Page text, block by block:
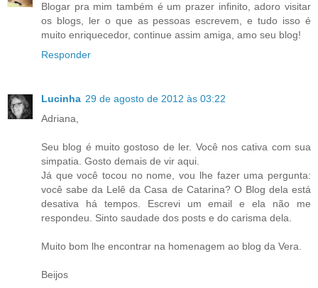
Blogar pra mim também é um prazer infinito, adoro visitar
os blogs, ler o que as pessoas escrevem, e tudo isso é
muito enriquecedor, continue assim amiga, amo seu blog!
Responder
Lucinha 29 de agosto de 2012 às 03:22
Adriana,
Seu blog é muito gostoso de ler. Você nos cativa com sua
simpatia. Gosto demais de vir aqui.
Já que você tocou no nome, vou lhe fazer uma pergunta:
você sabe da Lelê da Casa de Catarina? O Blog dela está
desativa há tempos. Escrevi um email e ela não me
respondeu. Sinto saudade dos posts e do carisma dela.
Muito bom lhe encontrar na homenagem ao blog da Vera.
Beijos